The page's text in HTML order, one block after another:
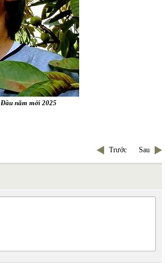
Đầu năm mới 2025
Trước Sau